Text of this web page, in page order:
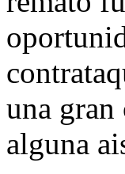
una
alguna